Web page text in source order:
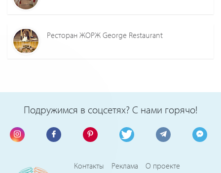
Ресторан ЖОРЖ George Restaurant
Подружимся в соцсетях? С нами горячо!
Контакты Реклама
О проекте